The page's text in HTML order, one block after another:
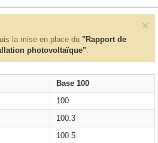
×
la mise en place du "Rapport de
photovoltaïque".
Base 100
100
100.3
100.5